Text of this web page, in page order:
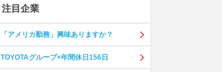
注目企業
「アメリカ勤務」興味ありますか？
TOYOTAグループ×年間休日156日